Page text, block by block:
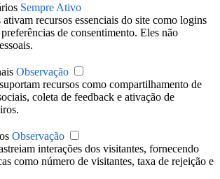
Sempre Ativo
ativam recursos essenciais do site como logins
de consentimento. Eles não
Observação
recursos como compartilhamento de
coleta de feedback e ativação de
Observação
interações dos visitantes, fornecendo
como número de visitantes, taxa de rejeição e